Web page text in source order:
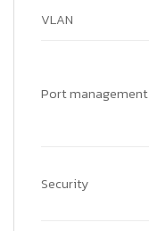
VLAN
Port management
Security